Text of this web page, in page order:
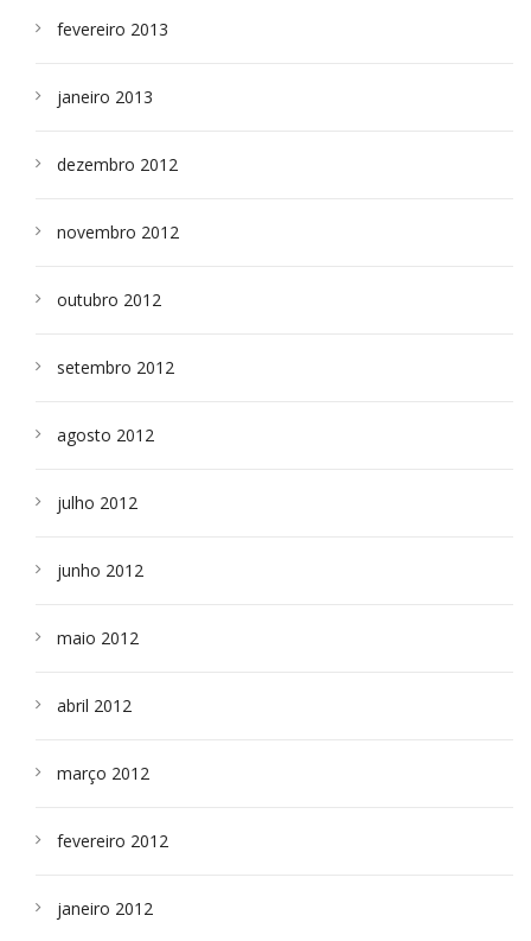
fevereiro 2013
janeiro 2013
dezembro 2012
novembro 2012
outubro 2012
setembro 2012
agosto 2012
julho 2012
junho 2012
maio 2012
abril 2012
março 2012
fevereiro 2012
janeiro 2012